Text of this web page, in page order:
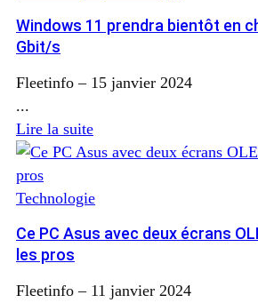
Windows 11 prendra bientôt en
Gbit/s
Fleetinfo – 15 janvier 2024
...
Lire la suite
Technologie
Ce PC Asus avec deux écrans
les pros
Fleetinfo – 11 janvier 2024